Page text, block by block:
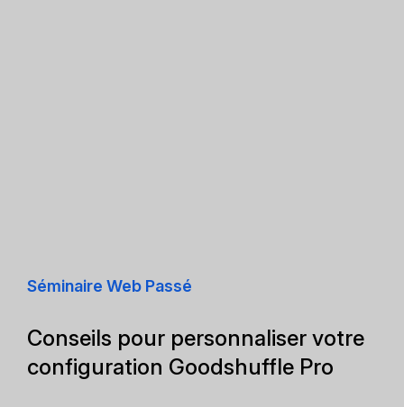
Séminaire Web Passé
Conseils pour personnaliser votre
configuration Goodshuffle Pro